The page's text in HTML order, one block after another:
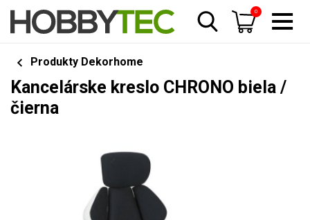
0
Produkty Dekorhome
Kancelárske kreslo CHRONO biela /
čierna